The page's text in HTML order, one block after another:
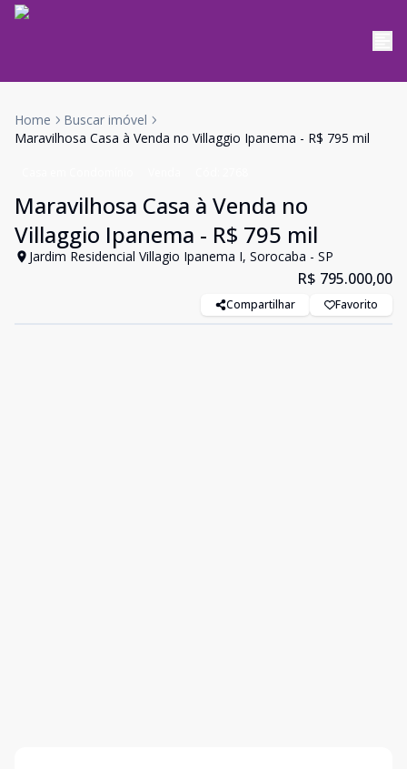
Home
Buscar imóvel
Maravilhosa Casa à Venda no Villaggio Ipanema - R$ 795 mil
Maravilhosa Casa à Venda no
Villaggio Ipanema - R$ 795 mil
Jardim Residencial Villagio Ipanema I, Sorocaba - SP
R$ 795.000,00
Compartilhar Favorito